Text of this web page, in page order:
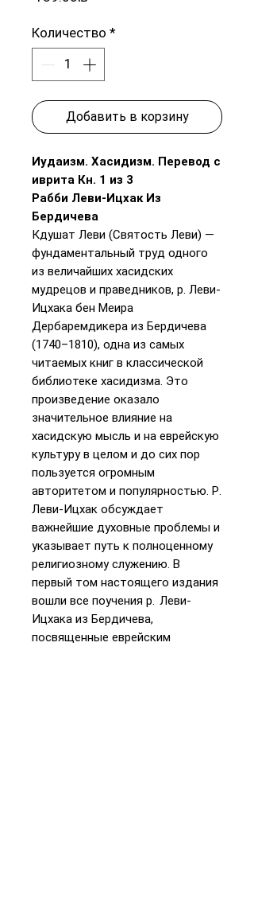
Количество *
Добавить в корзину
Иудаизм. Хасидизм. Перевод с
иврита Кн. 1 из 3
Рабби Леви-Ицхак Из
Бердичева
Кдушат Леви (Святость Леви) —
фундаментальный труд одного
из величайших хасидских
мудрецов и праведников, р. Леви-
Ицхака бен Меира
Дербаремдикера из Бердичева
(1740–1810), одна из самых
читаемых книг в классической
библиотеке хасидизма. Это
произведение оказало
значительное влияние на
хасидскую мысль и на еврейскую
культуру в целом и до сих пор
пользуется огромным
авторитетом и популярностью. Р.
Леви-Ицхак обсуждает
важнейшие духовные проблемы и
указывает путь к полноценному
религиозному служению. В
первый том настоящего издания
вошли все поучения р. Леви-
Ицхака из Бердичева,
посвященные еврейским